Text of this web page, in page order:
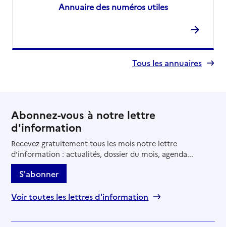
Annuaire des numéros utiles
Tous les annuaires
Abonnez-vous à notre lettre
d'information
Recevez gratuitement tous les mois notre lettre
d'information : actualités, dossier du mois, agenda...
S'abonner
Voir toutes les lettres d'information